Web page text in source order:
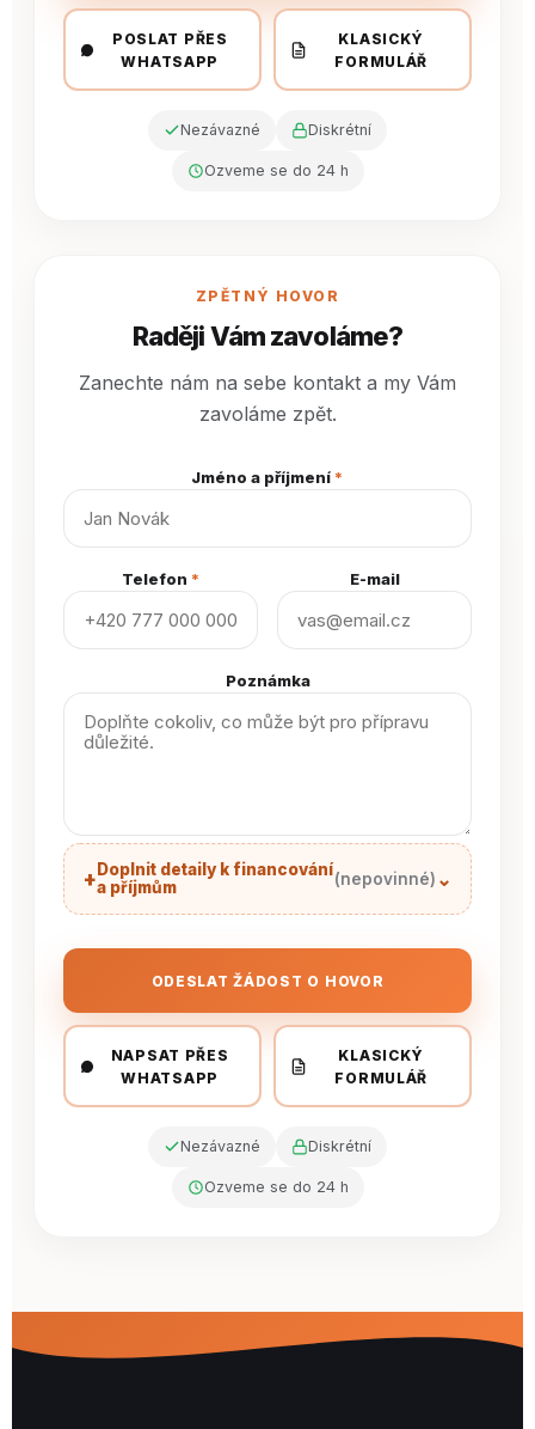
POSLAT PŘES
WHATSAPP
KLASICKÝ
FORMULÁŘ
Nezávazné Diskrétní
Ozveme se do 24 h
ZPĚTNÝ HOVOR
Raději Vám zavoláme?
Zanechte nám na sebe kontakt a my Vám
zavoláme zpět.
Jméno a příjmení *
Telefon * E-mail
Poznámka
+ Doplnit detaily k financování
a příjmům
(nepovinné) ⌄
ODESLAT ŽÁDOST O HOVOR
NAPSAT PŘES
WHATSAPP
KLASICKÝ
FORMULÁŘ
Nezávazné Diskrétní
Ozveme se do 24 h